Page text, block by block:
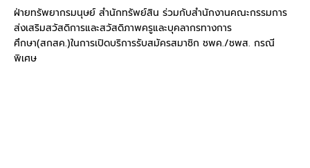
ฝ่ายทรัพยากรมนุษย์ สำนักทรัพย์สิน ร่วมกับสำนักงานคณะกรรมการ
ส่งเสริมสวัสดิการและสวัสดิภาพครูและบุคลากรทางการ
ศึกษา(สกสค.)ในการเปิดบริการรับสมัครสมาชิก ชพค./ชพส. กรณี
พิเศษ